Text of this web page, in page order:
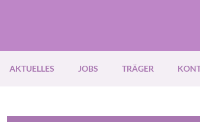
AKTUELLES JOBS TRÄGER